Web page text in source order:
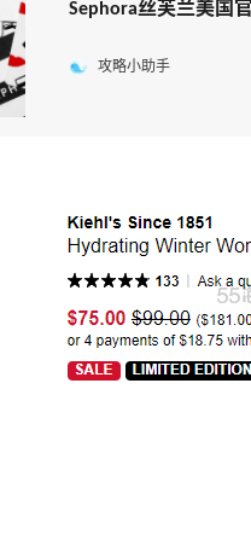
Sephora丝芙兰美国
攻略小助手
折扣区上新热卖！入手包
等